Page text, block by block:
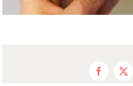
Facebook
X